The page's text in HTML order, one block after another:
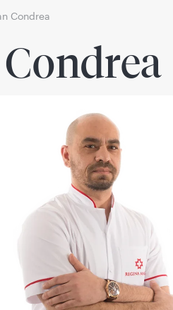
Condrea